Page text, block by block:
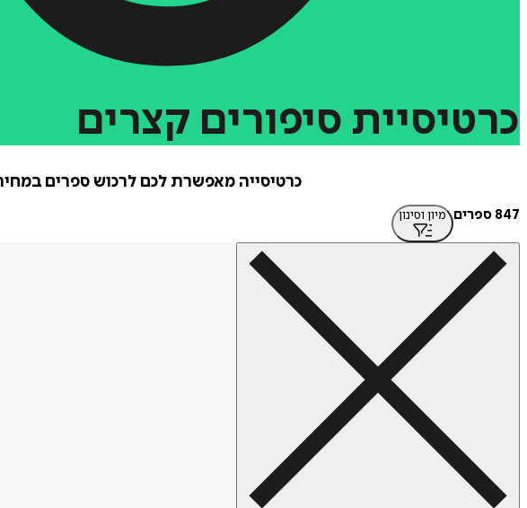
כרטיסיית סיפורים קצרים
כרטיסייה מאפשרת לכם לרכוש ספרים
847 ספרים מיון וסינון